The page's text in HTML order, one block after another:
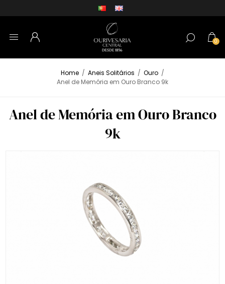
0
Home / Aneis Solitários / Ouro /
Anel de Memória em Ouro Branco 9k
Anel de Memória em Ouro Branco
9k